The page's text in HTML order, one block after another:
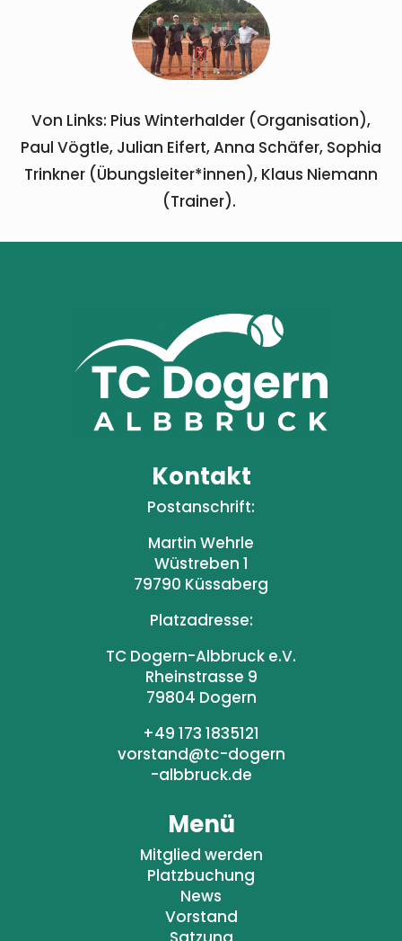
Von Links: Pius Winterhalder (Organisation),
Paul Vögtle, Julian Eifert, Anna Schäfer, Sophia
Trinkner (Übungsleiter*innen), Klaus Niemann
(Trainer).
Kontakt
Postanschrift:
Martin Wehrle
Wüstreben 1
79790 Küssaberg
Platzadresse:
TC Dogern-Albbruck e.V.
Rheinstrasse 9
79804 Dogern
+49 173 1835121
vorstand@tc-dogern
-albbruck.de
Menü
Mitglied werden
Platzbuchung
News
Vorstand